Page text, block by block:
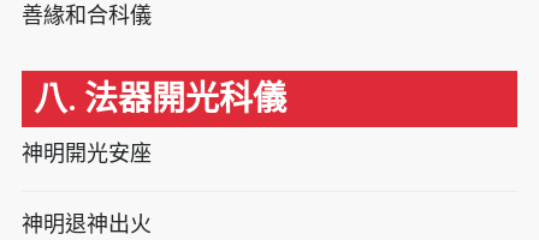
善緣和合科儀
八. 法器開光科儀
神明開光安座
神明退神出火